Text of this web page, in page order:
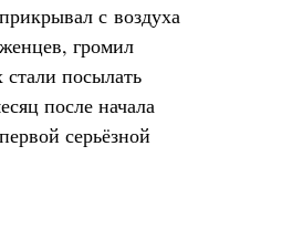
с воздуха
громил
посылать
после начала
серьёзной